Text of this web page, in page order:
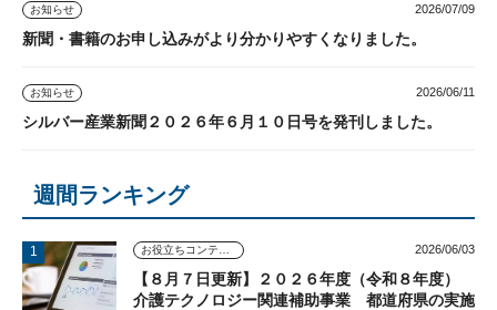
お知らせ 2026/07/09
新聞・書籍のお申し込みがより分かりやすくなりました。
お知らせ 2026/06/11
シルバー産業新聞２０２６年６月１０日号を発刊しました。
週間ランキング
2026/06/03
【８月７日更新】２０２６年度（令和８年度）
介護テクノロジー関連補助事業 都道府県の実施